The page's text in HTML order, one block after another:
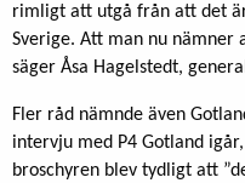
rimligt att utgå från att det
Sverige. Att man nu
säger Åsa Hagelstedt,
Fler råd nämnde även
intervju med P4 Gotland
broschyren blev tydligt att